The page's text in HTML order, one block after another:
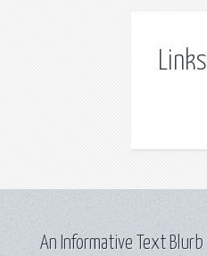
Links
An Informative Text Blurb